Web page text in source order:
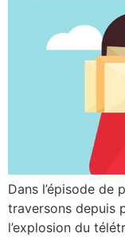
Dans l’épisode de
traversons depuis
l’explosion du